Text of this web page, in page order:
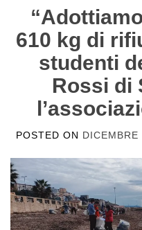
610 kg di
studenti
Rossi di
POSTED ON DICEMBRE